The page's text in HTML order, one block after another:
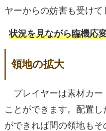
ヤーからの妨害も受けて
状況を見ながら臨機応
領地の拡大
プレイヤーは素材カ
ことができます。配置
ができれば間の領地もそ